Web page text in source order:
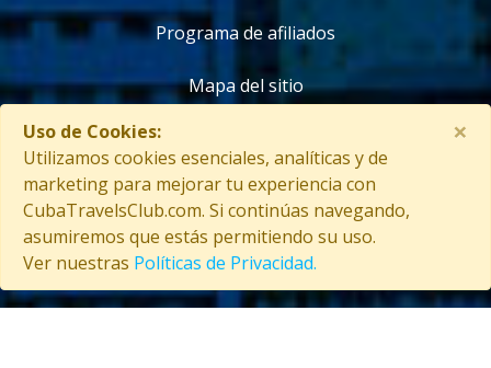
Uso de Cookies:
Utilizamos cookies esenciales, analíticas y de
marketing para mejorar tu experiencia con
CubaTravelsClub.com. Si continúas navegando,
asumiremos que estás permitiendo su uso.
Ver nuestras Políticas de Privacidad.
×
Programa de afiliados
Mapa del sitio
Copyright © 2026 CubaTravelsClub. Todos los derechos reservados